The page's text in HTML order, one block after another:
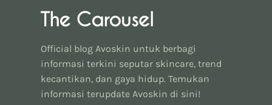
Official blog Avoskin untuk berbagi
informasi terkini seputar skincare, trend
kecantikan, dan gaya hidup. Temukan
informasi terupdate Avoskin di sini!